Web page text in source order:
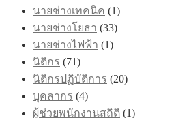
นายช่างเทคนิค (1)
นายช่างโยธา (33)
นายช่างไฟฟ้า (1)
นิติกร (71)
นิติกรปฏิบัติการ (20)
บุคลากร (4)
ผู้ช่วยพนักงานสถิติ (1)